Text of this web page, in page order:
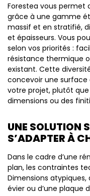
Forestea vous permet
grâce à une gamme
massif et en stratifié,
et épaisseurs. Vous
selon vos priorités :
résistance thermique
existant. Cette
concevoir une
votre projet, plutôt
dimensions ou des
UNE SOLUTION
S’ADAPTER À
Dans le cadre d’une
plan, les contraintes
Dimensions atypiques,
évier ou d’une plaque